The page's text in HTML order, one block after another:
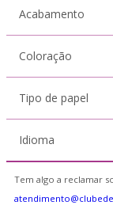
Acabamento
Coloração
Tipo de papel
Idioma
Tem algo a reclamar